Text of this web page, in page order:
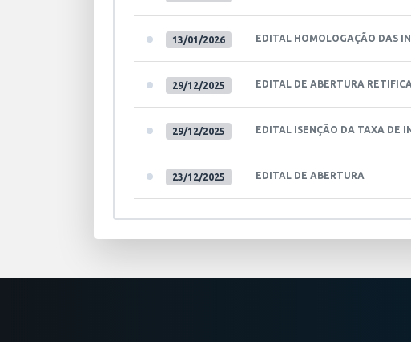
13/01/2026 EDITAL HOMOLOGAÇÃO DAS
29/12/2025 EDITAL DE ABERTURA
29/12/2025 EDITAL ISENÇÃO DA TAXA DE
23/12/2025 EDITAL DE ABERTURA